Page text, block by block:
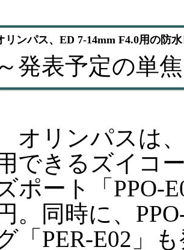
リンパス、ED 7-14mm F4.0用の防
～発表予定の単
オリンパスは、
できるズイコ
ポート「PPO-
。同時に、
「PER-E02」